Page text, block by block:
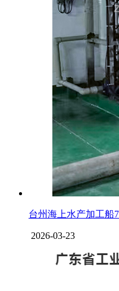
台州海上水产加工船
2026-03-23